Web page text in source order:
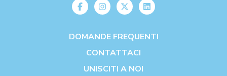
DOMANDE FREQUENTI
CONTATTACI
UNISCITI A NOI